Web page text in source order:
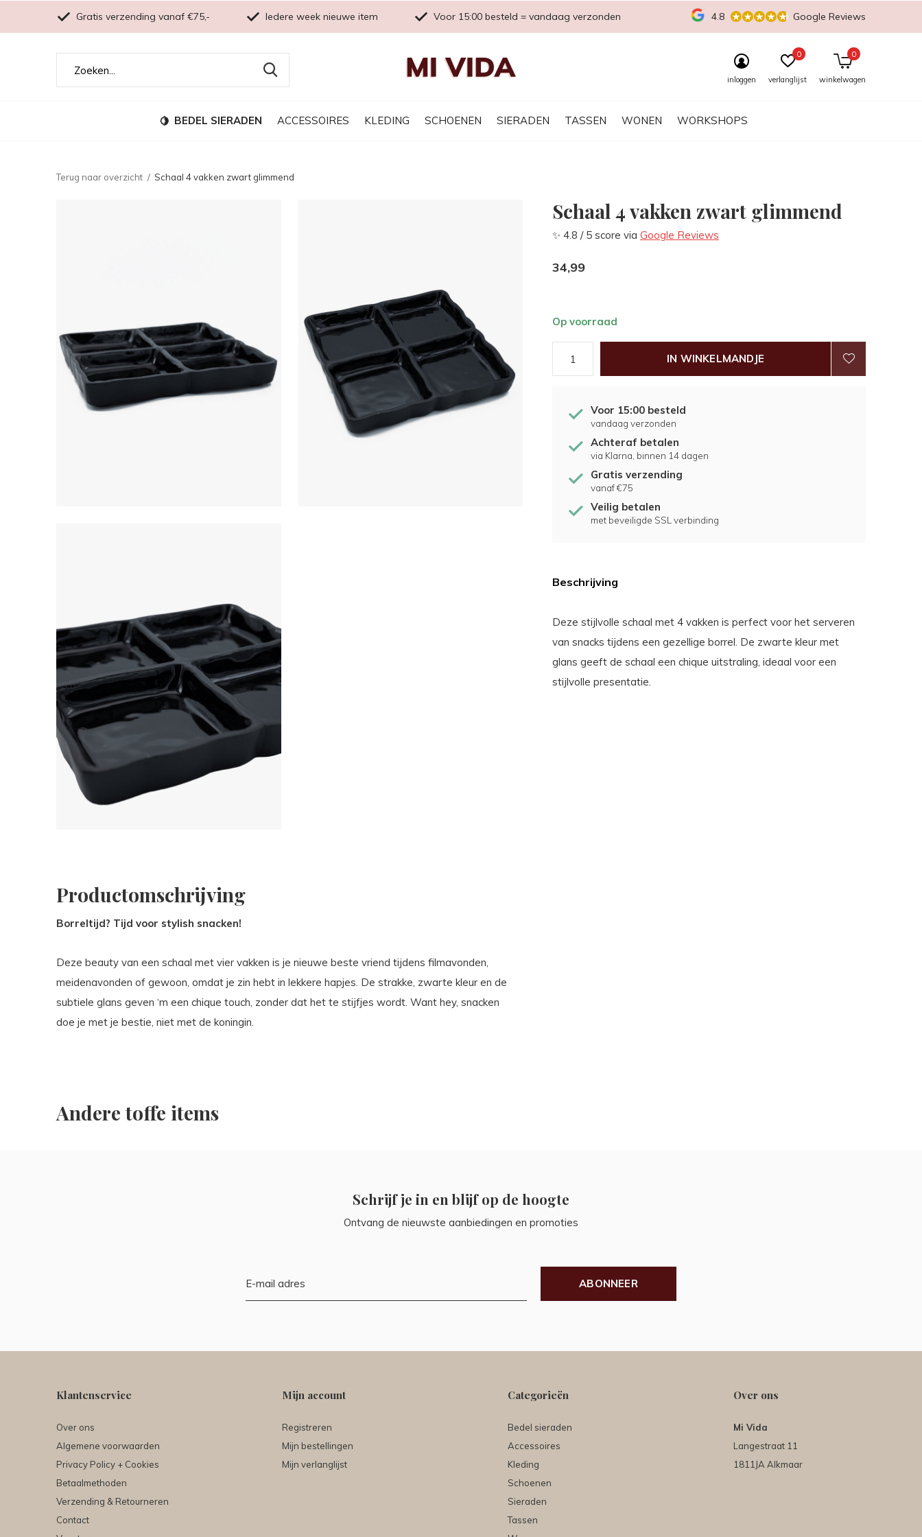
BEDEL SIERADEN ACCESSOIRES KLEDING SCHOENEN SIERADEN TASSEN WONEN WORKSHOPS
inloggen verlanglijst
0
winkelwagen
0
Gratis verzending vanaf €75,- Iedere week nieuwe item Voor 15:00 besteld = vandaag verzonden 4.8 Google Reviews
Terug naar overzicht Schaal 4 vakken zwart glimmend
Schaal 4 vakken zwart glimmend
✨ 4.8 / 5 score via Google Reviews
34,99
Op voorraad
IN WINKELMANDJE
Voor 15:00 besteld
vandaag verzonden
Achteraf betalen
via Klarna, binnen 14 dagen
Gratis verzending
vanaf €75
Veilig betalen
met beveiligde SSL verbinding
Beschrijving
Deze stijlvolle schaal met 4 vakken is perfect voor het serveren
van snacks tijdens een gezellige borrel. De zwarte kleur met
glans geeft de schaal een chique uitstraling, ideaal voor een
stijlvolle presentatie.
Productomschrijving
Borreltijd? Tijd voor stylish snacken!
Deze beauty van een schaal met vier vakken is je nieuwe beste vriend tijdens filmavonden,
meidenavonden of gewoon, omdat je zin hebt in lekkere hapjes. De strakke, zwarte kleur en de
subtiele glans geven ‘m een chique touch, zonder dat het te stijfjes wordt. Want hey, snacken
doe je met je bestie, niet met de koningin.
Andere toffe items
Schrijf je in en blijf op de hoogte
Ontvang de nieuwste aanbiedingen en promoties
ABONNEER
Klantenservice
Over ons
Algemene voorwaarden
Privacy Policy + Cookies
Betaalmethoden
Verzending & Retourneren
Contact
Mijn account
Registreren
Mijn bestellingen
Mijn verlanglijst
Categorieën
Bedel sieraden
Accessoires
Kleding
Schoenen
Sieraden
Tassen
Over ons
Mi Vida
Langestraat 11
1811JA Alkmaar